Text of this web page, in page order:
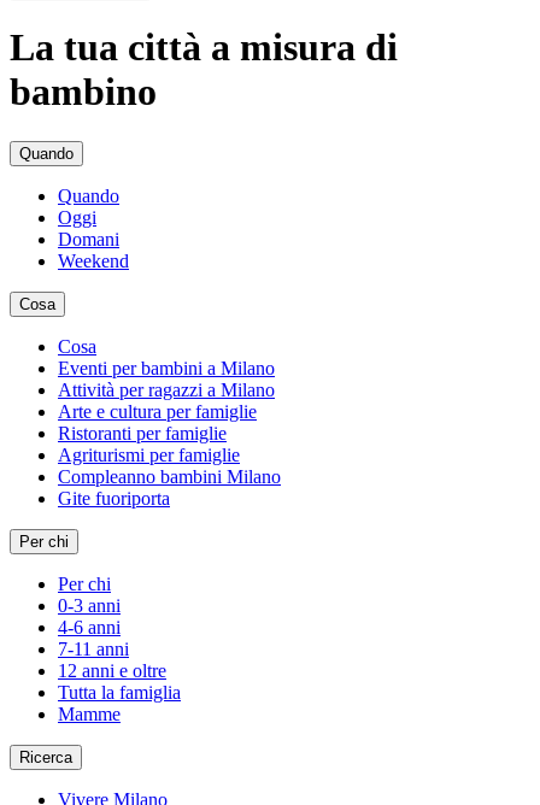
La tua città a misura di
bambino
Quando
Quando
Oggi
Domani
Weekend
Cosa
Cosa
Eventi per bambini a Milano
Attività per ragazzi a Milano
Arte e cultura per famiglie
Ristoranti per famiglie
Agriturismi per famiglie
Compleanno bambini Milano
Gite fuoriporta
Per chi
Per chi
0-3 anni
4-6 anni
7-11 anni
12 anni e oltre
Tutta la famiglia
Mamme
Ricerca
Vivere Milano